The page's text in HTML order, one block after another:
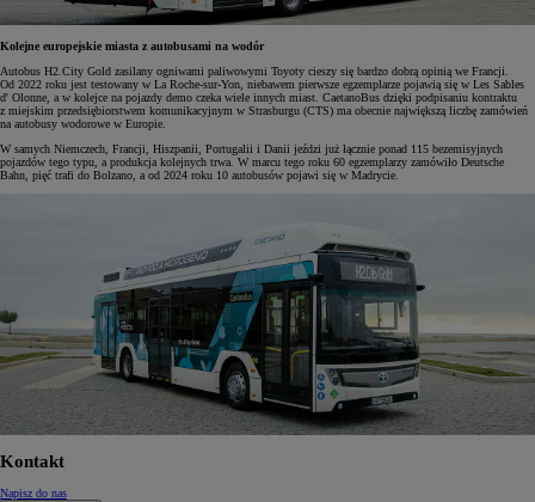
Kolejne europejskie miasta z autobusami na wodór
Autobus H2.City Gold zasilany ogniwami paliwowymi Toyoty cieszy się bardzo dobrą opinią we Francji.
Od 2022 roku jest testowany w La Roche-sur-Yon, niebawem pierwsze egzemplarze pojawią się w Les Sables
d' Olonne, a w kolejce na pojazdy demo czeka wiele innych miast. CaetanoBus dzięki podpisaniu kontraktu
z miejskim przedsiębiorstwem komunikacyjnym w Strasburgu (CTS) ma obecnie największą liczbę zamówień
na autobusy wodorowe w Europie.
W samych Niemczech, Francji, Hiszpanii, Portugalii i Danii jeździ już łącznie ponad 115 bezemisyjnych
pojazdów tego typu, a produkcja kolejnych trwa. W marcu tego roku 60 egzemplarzy zamówiło Deutsche
Bahn, pięć trafi do Bolzano, a od 2024 roku 10 autobusów pojawi się w Madrycie.
Kontakt
Napisz do nas